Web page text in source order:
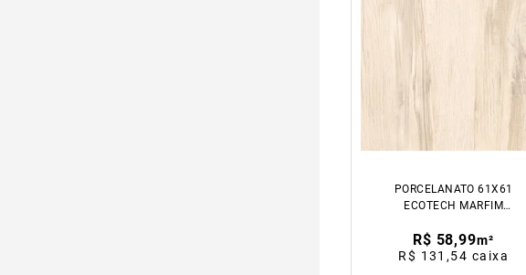
PORCELANATO 61X61
ECOTECH MARFIM
GAUDI
R$ 58,99m²
R$ 131,54 caixa